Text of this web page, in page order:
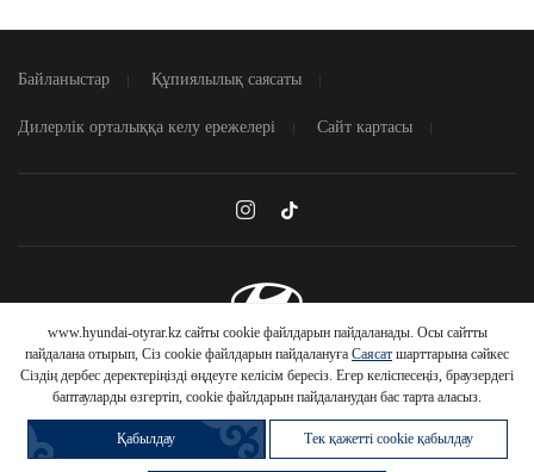
Байланыстар Құпиялылық саясаты
Дилерлік орталыққа келу ережелері Сайт картасы
© 2026 Hyundai Motor Company
www.hyundai-otyrar.kz сайты cookie файлдарын пайдаланады. Осы сайтты
пайдалана отырып, Сіз cookie файлдарын пайдалануға Саясат шарттарына сәйкес
Сіздің дербес деректеріңізді өңдеуге келісім бересіз. Егер келіспесеңіз, браузердегі
баптауларды өзгертіп, cookie файлдарын пайдаланудан бас тарта аласыз.
Қабылдау
Тек қажетті cookie қабылдау
Автомобильді
Несиеге
HYUNDAI
АВТОМОБИЛЬДЕРІНЕ
Шарттарды білу